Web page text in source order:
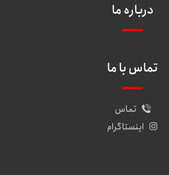
درباره ما
تماس با ما
تماس
اینستاگرام